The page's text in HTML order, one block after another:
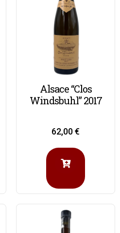
Alsace “Clos
Windsbuhl” 2017
62,00€